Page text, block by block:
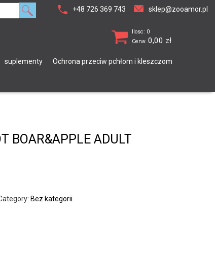
+48 726 369 743 sklep@zooamor.pl
Ilosc: 0
Cena: 0,00 zł
suplementy Ochrona przeciw pchłom i kleszczom
BOAR&APPLE ADULT
Bez kategorii